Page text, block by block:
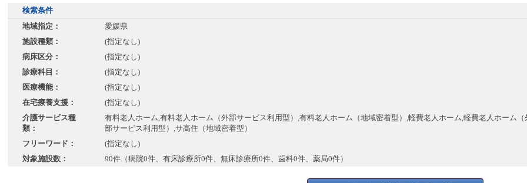
検索条件
地域指定：
愛媛県
施設種類：
(指定なし)
病床区分：
(指定なし)
診療科目：
(指定なし)
医療機能：
(指定なし)
在宅療養支援：
(指定なし)
介護サービス種
類：
有料老人ホーム,有料老人ホーム（外部サービス利用型）,有料老人ホーム（地域密着型）,軽費老人ホーム,軽費老人ホーム
部サービス利用型）,サ高住（地域密着型）
フリーワード：
(指定なし)
対象施設数：
90件（病院0件、有床診療所0件、無床診療所0件、歯科0件、薬局0件）